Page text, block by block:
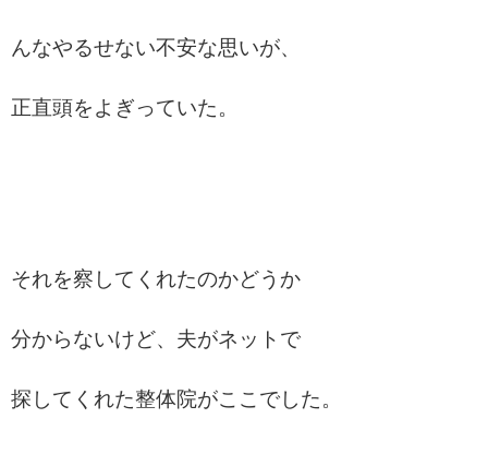
んなやるせない不安な思いが、
正直頭をよぎっていた。
それを察してくれたのかどうか
分からないけど、夫がネットで
探してくれた整体院がここでした。